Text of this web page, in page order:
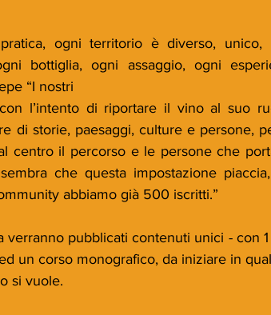
ogni territorio è diverso, unico,
bottiglia, ogni assaggio, ogni
“I nostri
l’intento di riportare il vino al suo
di storie, paesaggi, culture e persone,
centro il percorso e le persone che
che questa impostazione
abbiamo già 500 iscritti.”
verranno pubblicati contenuti unici - con
un corso monografico, da iniziare in
si vuole.